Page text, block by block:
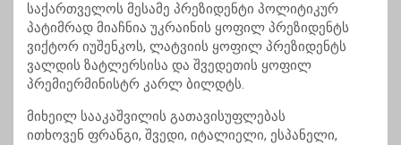
საქართველოს მესამე პრეზიდენტი პოლიტიკურ
პატიმრად მიაჩნია უკრაინის ყოფილ პრეზიდენტს
ვიქტორ იუშენკოს, ლატვიის ყოფილ პრეზიდენტს
ვალდის ზატლერსისა და შვედეთის ყოფილ
პრემიერმინისტრ კარლ ბილდტს.
მიხეილ სააკაშვილის გათავისუფლებას
ითხოვენ ფრანგი, შვედი, იტალიელი, ესპანელი,